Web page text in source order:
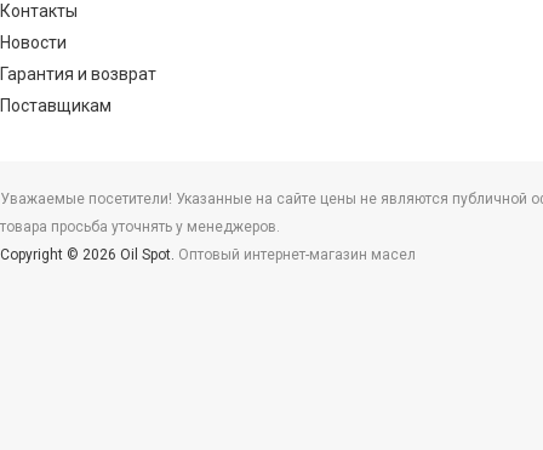
Контакты
Новости
Гарантия и возврат
Поставщикам
Уважаемые посетители! Указанные на сайте цены не являются публичной
товара просьба уточнять у менеджеров.
Copyright © 2026 Oil Spot. Оптовый интернет-магазин масел